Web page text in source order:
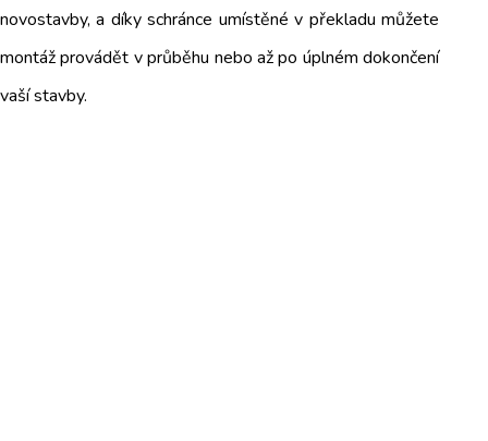
novostavby, a díky schránce umístěné v překladu můžete
montáž provádět v průběhu nebo až po úplném dokončení
vaší stavby.